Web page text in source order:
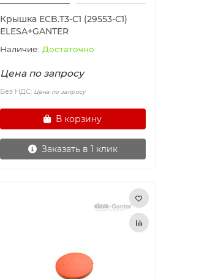
Крышка ECB.T3-C1 (29553-C1)
ELESA+GANTER
Достаточно
Цена по запросу
Без НДС: Цена по запросу
В корзину
Заказать в 1 клик